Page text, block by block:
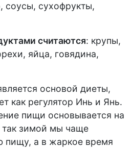
соусы, сухофрукты,
считаются: крупы,
яйца, говядина,
основой диеты,
как регулятор Инь и Янь.
пищи основывается на
так зимой мы чаще
пищу, а в жаркое время